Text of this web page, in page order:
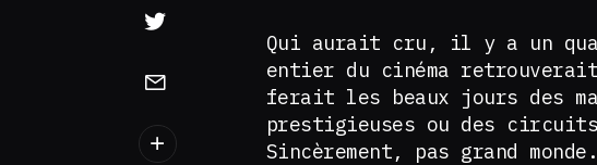
Qui aurait cru, il y a un
entier du cinéma
ferait les beaux jours des
prestigieuses ou des
Sincèrement, pas grand